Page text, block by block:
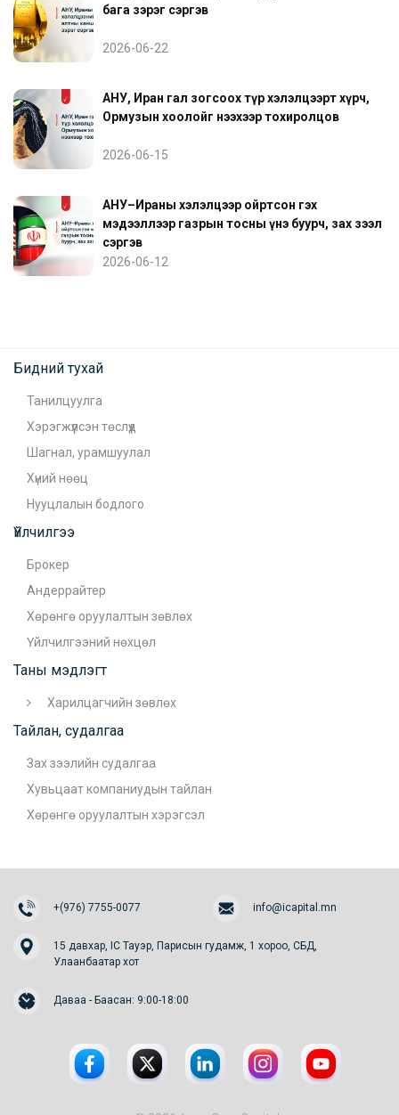
бага зэрэг сэргэв
2026-06-22
АНУ, Иран гал зогсоох түр хэлэлцээрт хүрч,
Ормузын хоолойг нээхээр тохиролцов
2026-06-15
АНУ–Ираны хэлэлцээр ойртсон гэх
мэдээллээр газрын тосны үнэ буурч, зах зээл
сэргэв
2026-06-12
Бидний тухай
Танилцуулга
Хэрэгжүүлсэн төслүүд
Шагнал, урамшуулал
Хүний нөөц
Нууцлалын бодлого
Үйлчилгээ
Брокер
Андеррайтер
Хөрөнгө оруулалтын зөвлөх
Үйлчилгээний нөхцөл
Таны мэдлэгт
Харилцагчийн зөвлөх
Тайлан, судалгаа
Зах зээлийн судалгаа
Хувьцаат компаниудын тайлан
Хөрөнгө оруулалтын хэрэгсэл
+(976) 7755-0077 info@icapital.mn
15 давхар, IC Тауэр, Парисын гудамж, 1 хороо, СБД,
Улаанбаатар хот
Даваа - Баасан: 9:00-18:00